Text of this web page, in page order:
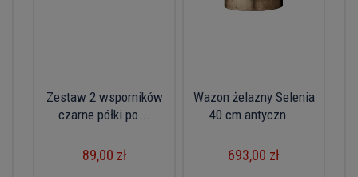
Zestaw 2 wsporników
czarne półki po...
89,00 zł
Wazon żelazny Selenia
40 cm antyczn...
693,00 zł